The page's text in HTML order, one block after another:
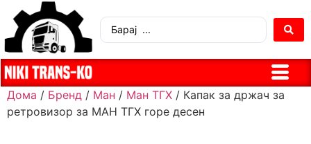
Дома / Бренд / Ман / Ман ТГХ / Капак за држач за
ретровизор за МАН ТГХ горе десен